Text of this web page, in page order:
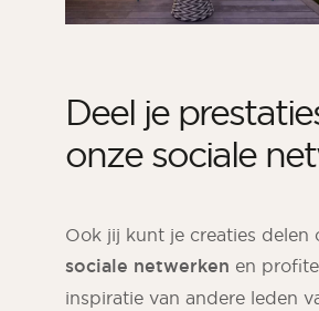
Deel je
onze sociale
Ook jij kunt je creaties delen
sociale netwerken en
inspiratie van andere leden